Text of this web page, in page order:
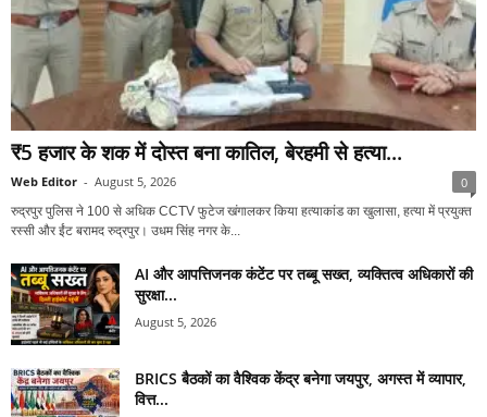
₹5 हजार के शक में दोस्त बना कातिल, बेरहमी से हत्या...
Web Editor - August 5, 2026 0
रुद्रपुर पुलिस ने 100 से अधिक CCTV फुटेज खंगालकर किया हत्याकांड का खुलासा, हत्या में प्रयुक्त
रस्सी और ईंट बरामद रुद्रपुर। उधम सिंह नगर के...
AI और आपत्तिजनक कंटेंट पर तब्बू सख्त, व्यक्तित्व अधिकारों की
सुरक्षा...
August 5, 2026
BRICS बैठकों का वैश्विक केंद्र बनेगा जयपुर, अगस्त में व्यापार,
वित्त...